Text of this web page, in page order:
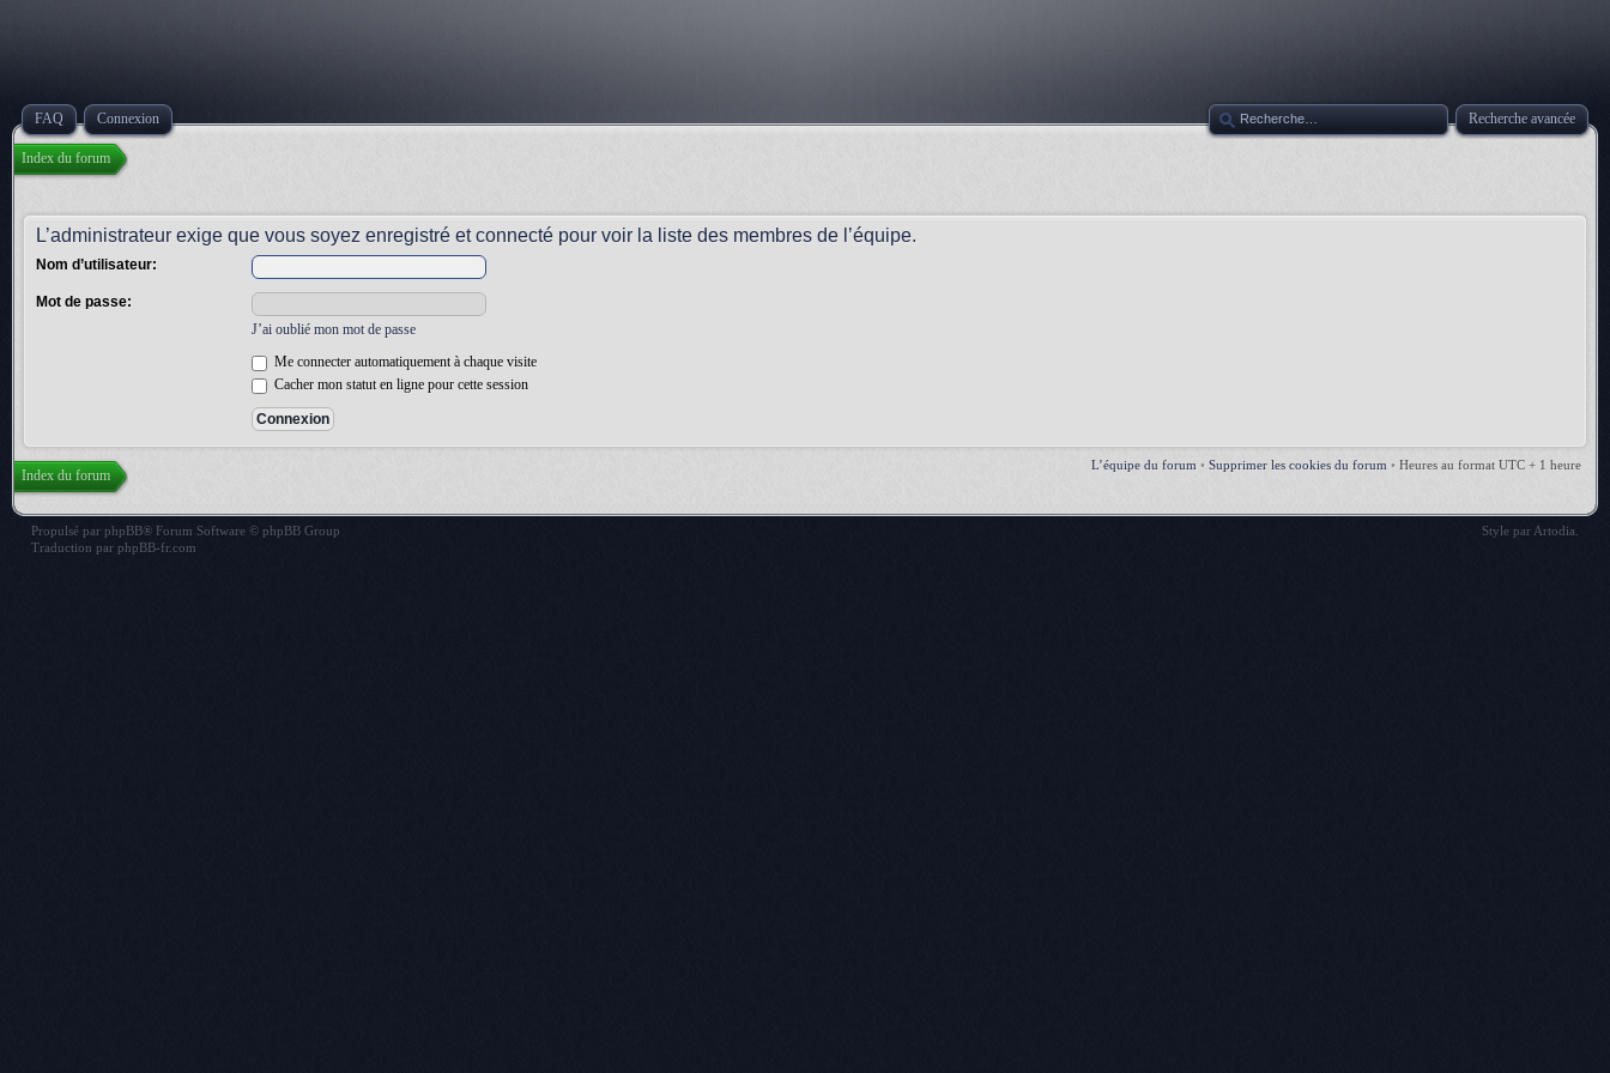
FAQ Connexion Recherche avancée
Index du forum
L’administrateur exige que vous soyez enregistré et connecté pour voir la liste des membres de l’équipe.
Nom d’utilisateur:
Mot de passe:
J’ai oublié mon mot de passe
Me connecter automatiquement à chaque visite
Cacher mon statut en ligne pour cette session
L’équipe du forum • Supprimer les cookies du forum • Heures au format UTC + 1 heure
Index du forum
Propulsé par phpBB® Forum Software © phpBB Group
Traduction par phpBB-fr.com
Style par Artodia